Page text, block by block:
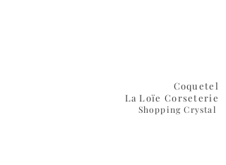
Coquetel
La Loïe Corseterie
Shopping Crystal